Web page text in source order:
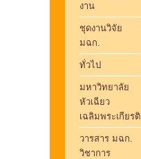
งาน
ชุดงานวิจัย
มฉก.
ทั่วไป
มหาวิทยาลัย
หัวเฉียว
เฉลิมพระเกียรติ
วารสาร มฉก.
วิชาการ